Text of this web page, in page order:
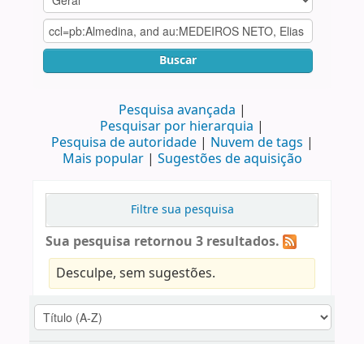
Buscar
Pesquisa avançada
Pesquisar por hierarquia
Pesquisa de autoridade
Nuvem de tags
Mais popular
Sugestões de aquisição
Filtre sua pesquisa
Sua pesquisa retornou 3 resultados.
Desculpe, sem sugestões.